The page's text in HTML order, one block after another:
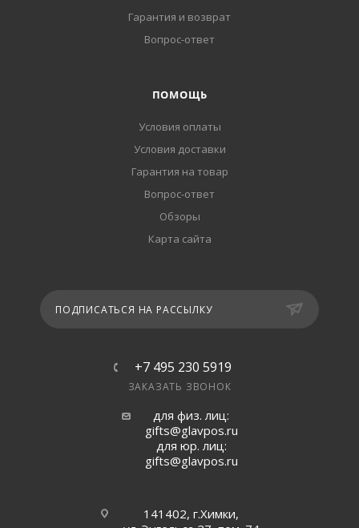
Гарантия и возврат
Вопрос-ответ
ПОМОЩЬ
Условия оплаты
Условия доставки
Гарантия на товар
Вопрос-ответ
Обзоры
Карта сайта
ПОДПИСАТЬСЯ НА РАССЫЛКУ
+7 495 230 5919
ЗАКАЗАТЬ ЗВОНОК
для физ. лиц:
gifts@glavpos.ru
для юр. лиц:
gifts@glavpos.ru
141402, г.Химки,